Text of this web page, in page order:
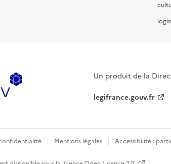
Un produit de la
legifrance.gouv.fr
Mentions légales Accessibilité :